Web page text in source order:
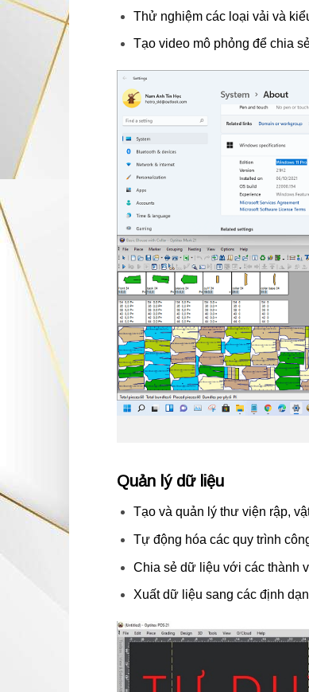
Thử nghiệm các loại vải và
Tạo video mô phỏng để chia
Quản lý dữ liệu
Tạo và quản lý thư viện rập,
Tự động hóa các quy trình
Chia sẻ dữ liệu với các thành
Xuất dữ liệu sang các định